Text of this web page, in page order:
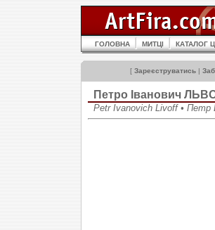
ГОЛОВНА МИТЦІ КАТАЛОГ
[ Зареєструватись |
Петро Іванович
Petr Ivanovich Livoff • Петр